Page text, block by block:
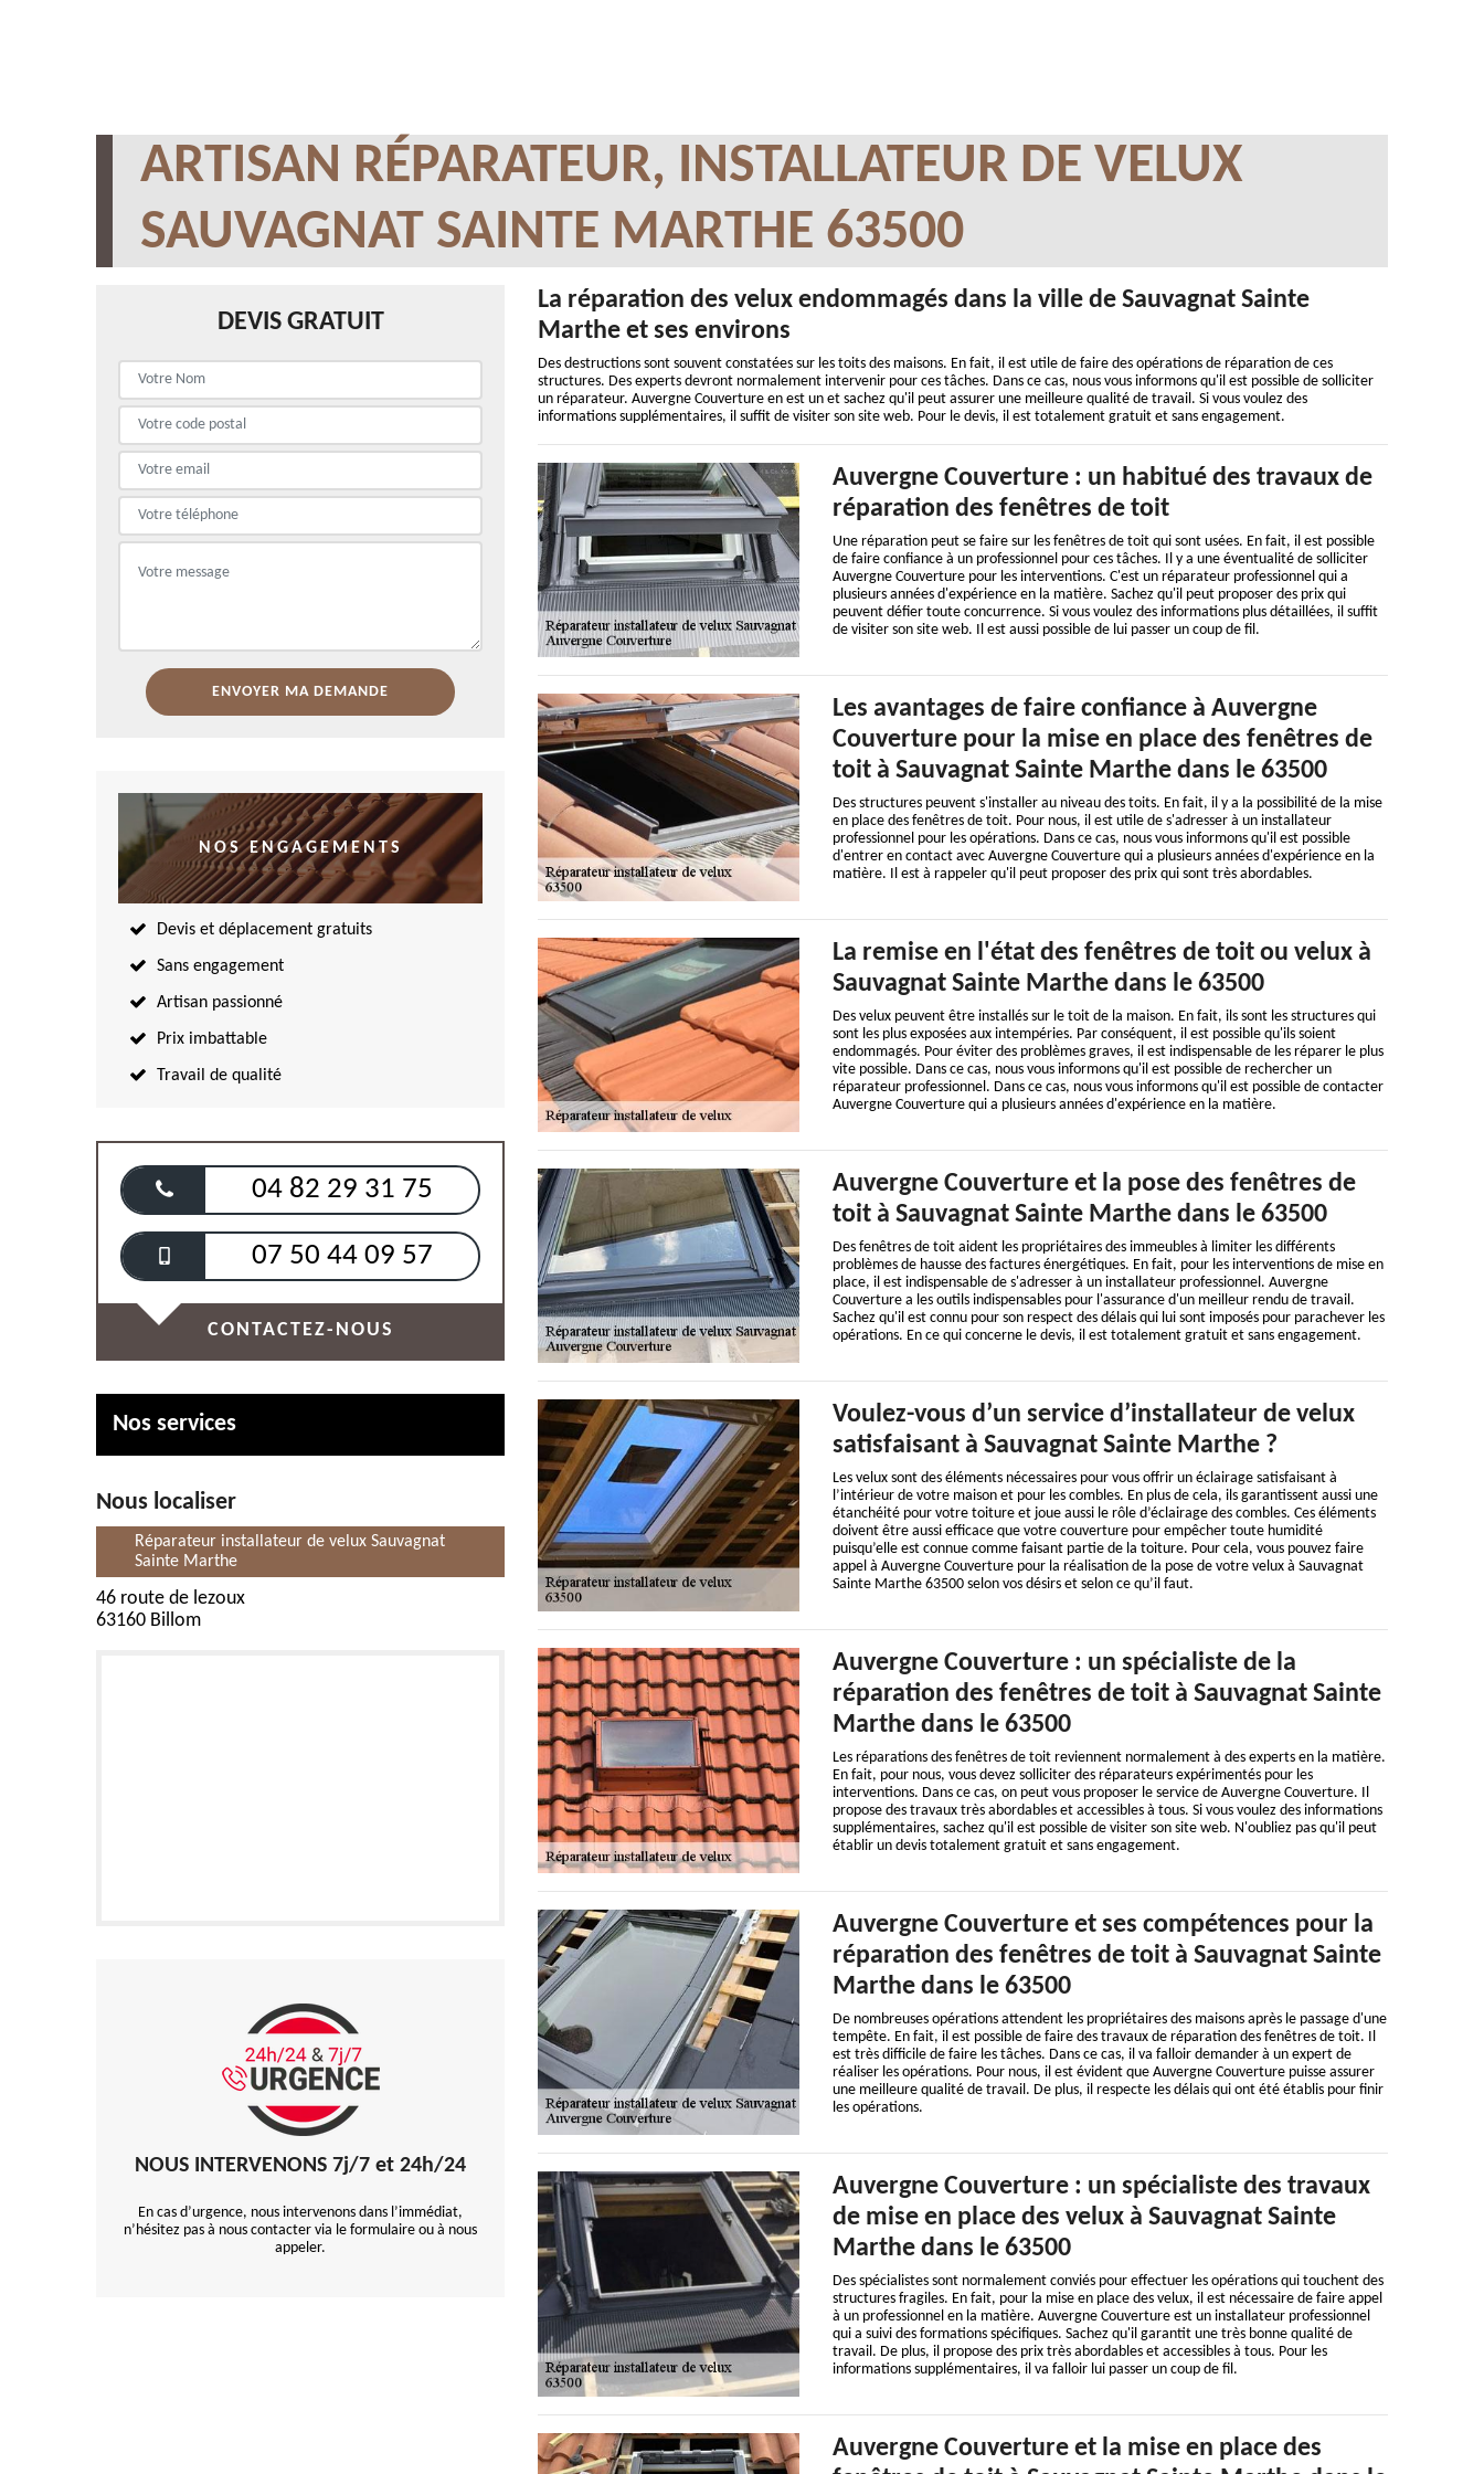
ARTISAN RÉPARATEUR, INSTALLATEUR DE VELUX
SAUVAGNAT SAINTE MARTHE 63500
DEVIS GRATUIT
NOS ENGAGEMENTS
Devis et déplacement gratuits
Sans engagement
Artisan passionné
Prix imbattable
Travail de qualité
04 82 29 31 75
07 50 44 09 57
CONTACTEZ-NOUS
Nos services
Nous localiser
Réparateur installateur de velux Sauvagnat
Sainte Marthe
46 route de lezoux
63160 Billom
NOUS INTERVENONS 7j/7 et 24h/24
En cas d’urgence, nous intervenons dans l’immédiat,
n’hésitez pas à nous contacter via le formulaire ou à nous
appeler.
La réparation des velux endommagés dans la ville de Sauvagnat Sainte
Marthe et ses environs
Des destructions sont souvent constatées sur les toits des maisons. En fait, il est utile de faire des opérations de réparation de ces
structures. Des experts devront normalement intervenir pour ces tâches. Dans ce cas, nous vous informons qu'il est possible de solliciter
un réparateur. Auvergne Couverture en est un et sachez qu'il peut assurer une meilleure qualité de travail. Si vous voulez des
informations supplémentaires, il suffit de visiter son site web. Pour le devis, il est totalement gratuit et sans engagement.
Auvergne Couverture : un habitué des travaux de
réparation des fenêtres de toit
Une réparation peut se faire sur les fenêtres de toit qui sont usées. En fait, il est possible
de faire confiance à un professionnel pour ces tâches. Il y a une éventualité de solliciter
Auvergne Couverture pour les interventions. C'est un réparateur professionnel qui a
plusieurs années d'expérience en la matière. Sachez qu'il peut proposer des prix qui
peuvent défier toute concurrence. Si vous voulez des informations plus détaillées, il suffit
de visiter son site web. Il est aussi possible de lui passer un coup de fil.
Les avantages de faire confiance à Auvergne
Couverture pour la mise en place des fenêtres de
toit à Sauvagnat Sainte Marthe dans le 63500
Des structures peuvent s'installer au niveau des toits. En fait, il y a la possibilité de la mise
en place des fenêtres de toit. Pour nous, il est utile de s'adresser à un installateur
professionnel pour les opérations. Dans ce cas, nous vous informons qu'il est possible
d'entrer en contact avec Auvergne Couverture qui a plusieurs années d'expérience en la
matière. Il est à rappeler qu'il peut proposer des prix qui sont très abordables.
La remise en l'état des fenêtres de toit ou velux à
Sauvagnat Sainte Marthe dans le 63500
Des velux peuvent être installés sur le toit de la maison. En fait, ils sont les structures qui
sont les plus exposées aux intempéries. Par conséquent, il est possible qu'ils soient
endommagés. Pour éviter des problèmes graves, il est indispensable de les réparer le plus
vite possible. Dans ce cas, nous vous informons qu'il est possible de rechercher un
réparateur professionnel. Dans ce cas, nous vous informons qu'il est possible de contacter
Auvergne Couverture qui a plusieurs années d'expérience en la matière.
Auvergne Couverture et la pose des fenêtres de
toit à Sauvagnat Sainte Marthe dans le 63500
Des fenêtres de toit aident les propriétaires des immeubles à limiter les différents
problèmes de hausse des factures énergétiques. En fait, pour les interventions de mise en
place, il est indispensable de s'adresser à un installateur professionnel. Auvergne
Couverture a les outils indispensables pour l'assurance d'un meilleur rendu de travail.
Sachez qu'il est connu pour son respect des délais qui lui sont imposés pour parachever les
opérations. En ce qui concerne le devis, il est totalement gratuit et sans engagement.
Voulez-vous d’un service d’installateur de velux
satisfaisant à Sauvagnat Sainte Marthe ?
Les velux sont des éléments nécessaires pour vous offrir un éclairage satisfaisant à
l’intérieur de votre maison et pour les combles. En plus de cela, ils garantissent aussi une
étanchéité pour votre toiture et joue aussi le rôle d’éclairage des combles. Ces éléments
doivent être aussi efficace que votre couverture pour empêcher toute humidité
puisqu’elle est connue comme faisant partie de la toiture. Pour cela, vous pouvez faire
appel à Auvergne Couverture pour la réalisation de la pose de votre velux à Sauvagnat
Sainte Marthe 63500 selon vos désirs et selon ce qu’il faut.
Auvergne Couverture : un spécialiste de la
réparation des fenêtres de toit à Sauvagnat Sainte
Marthe dans le 63500
Les réparations des fenêtres de toit reviennent normalement à des experts en la matière.
En fait, pour nous, vous devez solliciter des réparateurs expérimentés pour les
interventions. Dans ce cas, on peut vous proposer le service de Auvergne Couverture. Il
propose des travaux très abordables et accessibles à tous. Si vous voulez des informations
supplémentaires, sachez qu'il est possible de visiter son site web. N'oubliez pas qu'il peut
établir un devis totalement gratuit et sans engagement.
Auvergne Couverture et ses compétences pour la
réparation des fenêtres de toit à Sauvagnat Sainte
Marthe dans le 63500
De nombreuses opérations attendent les propriétaires des maisons après le passage d'une
tempête. En fait, il est possible de faire des travaux de réparation des fenêtres de toit. Il
est très difficile de faire les tâches. Dans ce cas, il va falloir demander à un expert de
réaliser les opérations. Pour nous, il est évident que Auvergne Couverture puisse assurer
une meilleure qualité de travail. De plus, il respecte les délais qui ont été établis pour finir
les opérations.
Auvergne Couverture : un spécialiste des travaux
de mise en place des velux à Sauvagnat Sainte
Marthe dans le 63500
Des spécialistes sont normalement conviés pour effectuer les opérations qui touchent des
structures fragiles. En fait, pour la mise en place des velux, il est nécessaire de faire appel
à un professionnel en la matière. Auvergne Couverture est un installateur professionnel
qui a suivi des formations spécifiques. Sachez qu'il garantit une très bonne qualité de
travail. De plus, il propose des prix très abordables et accessibles à tous. Pour les
informations supplémentaires, il va falloir lui passer un coup de fil.
Auvergne Couverture et la mise en place des